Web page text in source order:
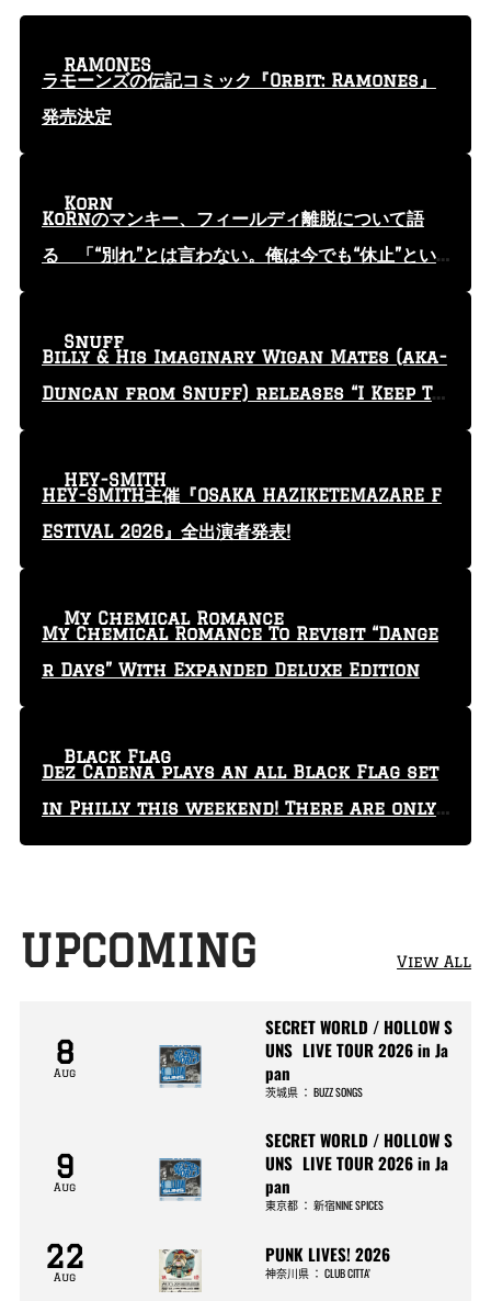
ラモーンズの伝記コミック『Orbit: Ramones』
発売決定
RAMONES
KoRnのマンキー、フィールディ離脱について語
る 「“別れ”とは言わない。俺は今でも“休止”とい
Korn
Billy & His Imaginary Wigan Mates (aka-
Duncan from Snuff) releases “I Keep Tr
Snuff
HEY-SMITH主催『OSAKA HAZIKETEMAZARE F
ESTIVAL 2026』全出演者発表!
HEY-SMITH
My Chemical Romance To Revisit “Dange
r Days” With Expanded Deluxe Edition
My Chemical Romance
Dez Cadena plays an all Black Flag set
in Philly this weekend! There are only
29 tickets left!
Black Flag
UPCOMING View All
8
Aug
SECRET WORLD / HOLLOW S
UNS LIVE TOUR 2026 in Ja
pan
茨城県 ：BUZZ SONGS
9
Aug
SECRET WORLD / HOLLOW S
UNS LIVE TOUR 2026 in Ja
pan
東京都 ：新宿NINE SPICES
22
Aug
PUNK LIVES! 2026
神奈川県 ：CLUB CITTA’